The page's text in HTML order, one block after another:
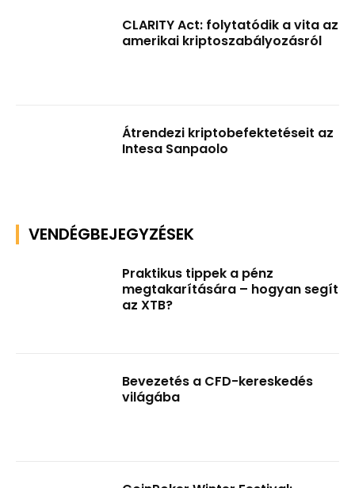
CLARITY Act: folytatódik a vita az
amerikai kriptoszabályozásról
Átrendezi kriptobefektetéseit az
Intesa Sanpaolo
VENDÉGBEJEGYZÉSEK
Praktikus tippek a pénz
megtakarítására – hogyan segít
az XTB?
Bevezetés a CFD-kereskedés
világába